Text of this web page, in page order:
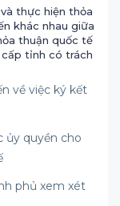
thực hiện thỏa
khác nhau giữa
thuận quốc tế
tỉnh có trách
về việc ký kết
ủy quyền cho
phủ xem xét